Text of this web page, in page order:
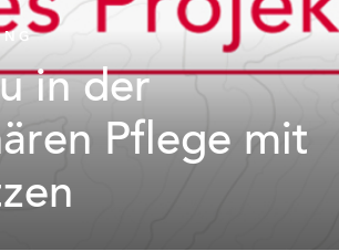
in der
Pflege mit